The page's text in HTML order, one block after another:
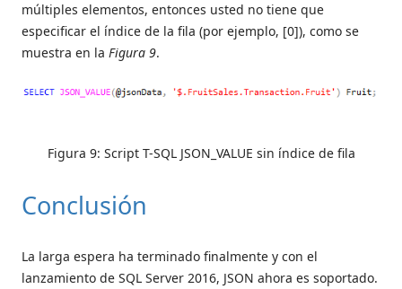
múltiples elementos, entonces usted no tiene que
especificar el índice de la fila (por ejemplo, [0]), como se
muestra en la Figura 9.
Figura 9: Script T-SQL JSON_VALUE sin índice de fila
Conclusión
La larga espera ha terminado finalmente y con el
lanzamiento de SQL Server 2016, JSON ahora es soportado.